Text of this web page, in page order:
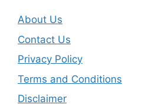
About Us
Contact Us
Privacy Policy
Terms and Conditions
Disclaimer